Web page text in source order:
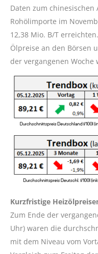
Daten zum chinesischen
Rohölimporte im
12,38 Mio. B/T
Ölpreise an den Börsen
der vergangenen Woche
Kurzfristige
Zum Ende der
Uhr) waren die
mit dem Niveau vom